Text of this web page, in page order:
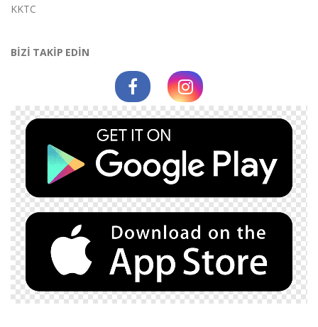
KKTC
BİZİ TAKİP EDİN